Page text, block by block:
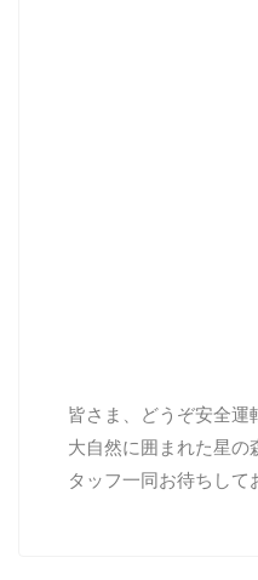
皆さま、どうぞ安全運
大自然に囲まれた星の
タッフ一同お待ちして